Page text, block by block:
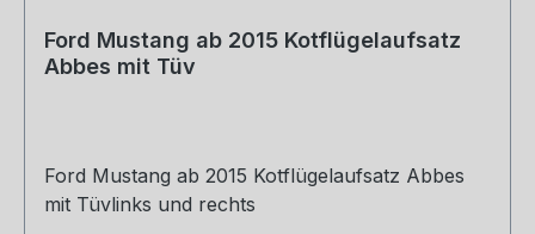
Ford Mustang ab 2015 Kotflügelaufsatz
Abbes mit Tüv
Ford Mustang ab 2015 Kotflügelaufsatz Abbes
mit Tüvlinks und rechts